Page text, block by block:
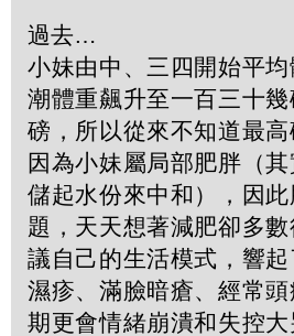
過去…
小妹由中、三四開始平
潮體重飆升至一百三十
磅，所以從來不知道最
因為小妹屬局部肥胖（
儲起水份來中和），因
題，天天想著減肥卻多
議自己的生活模式，響
濕疹、滿臉暗瘡、經常
期更會情緒崩潰和失控